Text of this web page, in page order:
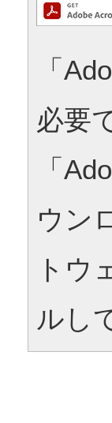
「
必要
「
ウン
トウ
ルし